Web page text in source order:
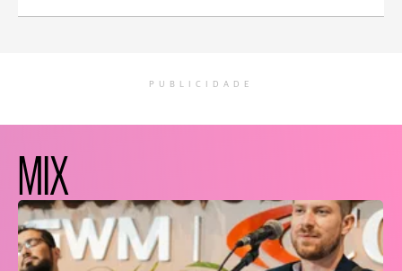
PUBLICIDADE
MIX